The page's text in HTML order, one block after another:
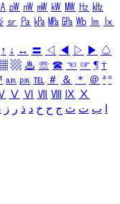
㎺ ㎻ ㎽ ㎾ ㎿ ㎐ ㎑
㏛ ㎩ ㎪ ㎫ ㎬ ㏝ ㏐
㏓
↑ ↓ ↔ 〓 ◁ ◀ ▷ ▶ ♤
▩ ♨ ☏ ☎ ☜ ☞ ¶ †
㏂ ㏘ ℡ ＃ ＆ ＊ ＠ ª º
Ⅴ Ⅵ Ⅶ Ⅷ Ⅸ Ⅹ
ب ت ث ج ح خ د ذ ر ز